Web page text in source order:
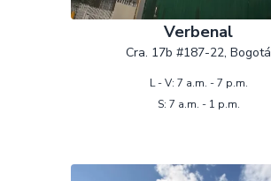
Verbenal
Cra. 17b #187-22, Bogotá
L - V: 7 a.m. - 7 p.m.
S: 7 a.m. - 1 p.m.